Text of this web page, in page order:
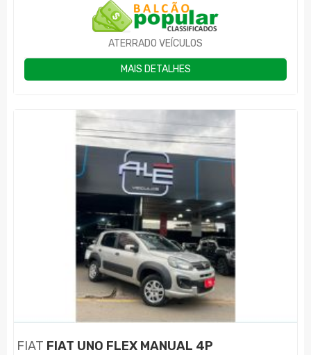
ATERRADO VEÍCULOS
MAIS DETALHES
FIAT FIAT UNO FLEX MANUAL 4P